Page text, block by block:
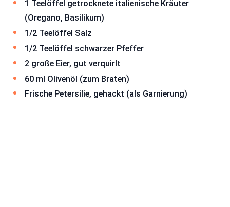
1 Teelöffel getrocknete italienische Kräuter
(Oregano, Basilikum)
1/2 Teelöffel Salz
1/2 Teelöffel schwarzer Pfeffer
2 große Eier, gut verquirlt
60 ml Olivenöl (zum Braten)
Frische Petersilie, gehackt (als Garnierung)